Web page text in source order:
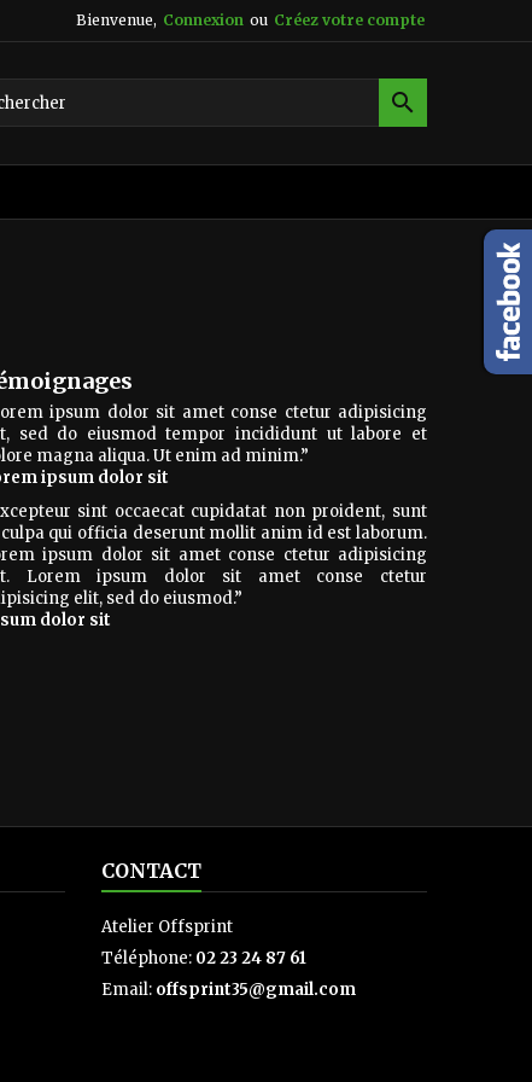
Bienvenue, Connexion ou Créez votre compte

ipsum dolor sit amet conse ctetur adipisicing
sed do eiusmod tempor incididunt ut labore et
magna aliqua. Ut enim ad minim.”
ipsum dolor sit
sint occaecat cupidatat non proident, sunt
qui officia deserunt mollit anim id est laborum.
ipsum dolor sit amet conse ctetur adipisicing
Lorem ipsum dolor sit amet conse ctetur
elit, sed do eiusmod.”
dolor sit
CONTACT
Atelier Offsprint
Téléphone: 02 23 24 87 61
Email: offsprint35@gmail.com